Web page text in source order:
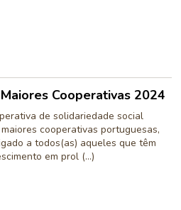
Cooperativas 2024
de solidariedade social
cooperativas portuguesas,
a todos(as) aqueles que têm
em prol (...)